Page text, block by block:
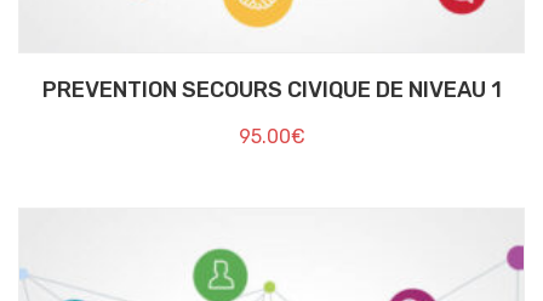
PREVENTION SECOURS CIVIQUE DE NIVEAU 1
95.00€